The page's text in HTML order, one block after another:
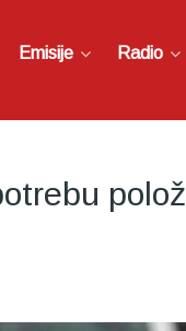
Emisije Radio